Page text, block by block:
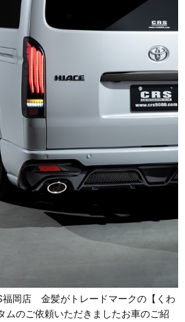
福岡店 金髪がトレードマークの【くわ
ムのご依頼いただきましたお車のご紹